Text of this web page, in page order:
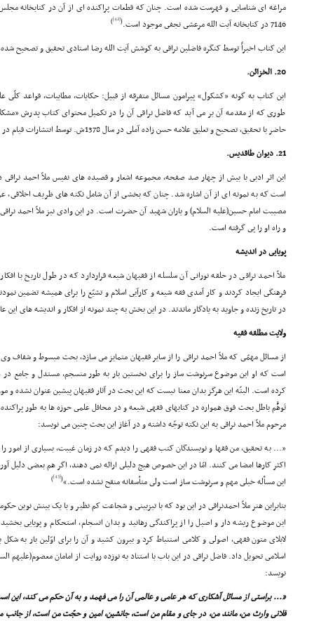
مراغه اى شناسایى و فهرست شده است. چنان که قطعات پراکنده اى از آن در کتابخانه
7146 در کتابخانه آیت الله مرعشى نجفى موجود است.
(
[42]
)
این کتاب اخیراً توسط کنگره فاضلین نراقى به کوشش آیت الله رضا استادى تحقیق و تصحیح
20. الخزائن.
این کتاب به گونه «کشکول» پیرامون مسائل متفرقه از قبیل: حکایات، مطایبات، قواعد کلّى
طورى که از مقدمه آن بر مى آید که فاضل نراقى آن را در تکمیل محتواى کتاب پدرش
حاضر با تحقیق، تصحیح و تعلیق علامه حسن زاده آملى در سال 1378ش. توسط انتشارات قیام در قم به زیور طبع آراسته شده است.
21. دیوان طاقدیس.
این اثر ادبى با بیش از چهار صد صفحه، مجموعه اشعار و قصیده هاى نفیس ملاّ احمد نراقى
است که به نمونه اى از آن اشاره شد. چنان که بخشى از آن شامل نکته هاى ظریف
مصیبت امام حسین(علیه السلام) و یاران شهید آن حضرت است. در این وادى نیز ملاّ احمد
و راه او را پى گرفته است.
پویایى در اندیشه
ملاّ احمد نراقى در حلقه نورانى آن سلسله از فقیهان شیعه قراردارد که در طول تاریخ با
فرهنگى ایجاد کردند و کار آمدى فقه شیعه و کارآیى اسلام و تشیّع را براى همیشه تضمین
در تاریخ زنده و جاوید به یادگار ماندند. در این بخش به چند نمونه از افکار و اندیشه هاى این
ولایت مطلقه فقیه
از مسائل مهمّى که ملاّ احمد نراقى را از سایر فقیهان متمایز مى سازد، بحث مبسوط و شفاف وى
کرده است. البتّه این هرگز بدان معنا نیست که این بحث در آثار فقیهان پیشین عنوان نشده و
تَوهُّم باطل بحث فوق همواره در کتابهاى فقهى شیعه و در محافل علمى حوزه ها به طور
مرحوم ملاّ احمد نراقى به این نکته توجّه داشته و در آغاز این بحث چنین مى نویسد:
«... به تحقیق، من فقها و نویسندگان کتب فقهى را دیدم که در زمان غیبت، بسیارى از امور
اکثر کارها امضا مى کنند. امّا در این خصوص هیچ دلیلى ارائه نمى دهند، اگر هم بعضى دلیل
این مسأله خیلى مهم و سرنوشت ساز است ولى متأسفانه منقح نشده است.»(
[43]
)
بنابراین هنر ملاّ احمدنراقى در این بود که با تیزبینى و شجاعت کم نظیر و با یک بینش نوین
این موضوع ریشه دار و اصیل را از پراکندگى رهانید و بدان انسجام، استحکام و پویایى
لابلاى متون فقهى، اصولى و کلامى استنباط کرد و بیرون کشید و آن را براى اوّلین بار به شکل
اسلامى تحویل داد. فاضل نراقى در این باب با استناد به نوزده روایت از امامان معصوم(علیهم
نویسد:
«... براستى از مسائل آشکارى که هر عامى و عالمى آن را مى فهمد و به آن حکم مى کند، این
فلانى وارث من، مانند من، در جاى و مقام من است، جانشین، امین و حجّت من است، از